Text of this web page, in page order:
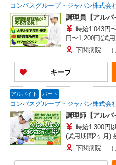
コンパスグループ・ジャパン株式
調理員【アルバ
時給1,043円〜1,200円 試用
円〜1,200円(試用期間2ヶ月
合、残業代を1
下関病院 （
キープ
アルバイト パート
コンパスグループ・ジャパン株式
調理師【アルバ
時給1,300円以上 試用期間中 時給
(試用期間2ヶ月) 残業が発生した場合、残業代を1
分単位で別途支
下関病院 （